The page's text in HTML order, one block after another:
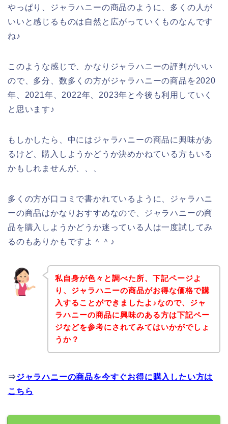
やっぱり、ジャラハニーの商品のように、多くの人が
いいと感じるものは自然と広がっていくものなんです
ね♪
このような感じで、かなりジャラハニーの評判がいい
ので、多分、数多くの方がジャラハニーの商品を2020
年、2021年、2022年、2023年と今後も利用していく
と思います♪
もしかしたら、中にはジャラハニーの商品に興味があ
るけど、購入しようかどうか決めかねている方もいる
かもしれませんが、、、
多くの方が口コミで書かれているように、ジャラハニ
ーの商品はかなりおすすめなので、ジャラハニーの商
品を購入しようかどうか迷っている人は一度試してみ
るのもありかもですよ＾＾♪
私自身が色々と調べた所、下記ページよ
り、ジャラハニーの商品がお得な価格で購
入することができましたよ♪なので、ジャ
ラハニーの商品に興味のある方は下記ペー
ジなどを参考にされてみてはいかがでしょ
うか？
⇒ジャラハニーの商品を今すぐお得に購入したい方は
こちら